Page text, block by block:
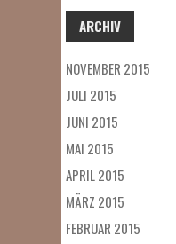
ARCHIV
NOVEMBER 2015
JULI 2015
JUNI 2015
MAI 2015
APRIL 2015
MÄRZ 2015
FEBRUAR 2015